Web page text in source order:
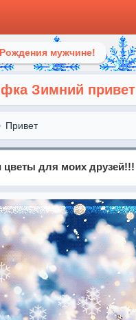
мужчине!
Зимний привет
Привет
цветы для моих друзей!!!